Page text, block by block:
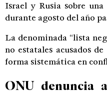
Israel y Rusia sobre
durante agosto del año
La denominada “lista
no estatales acusados
forma sistemática en
ONU denuncia